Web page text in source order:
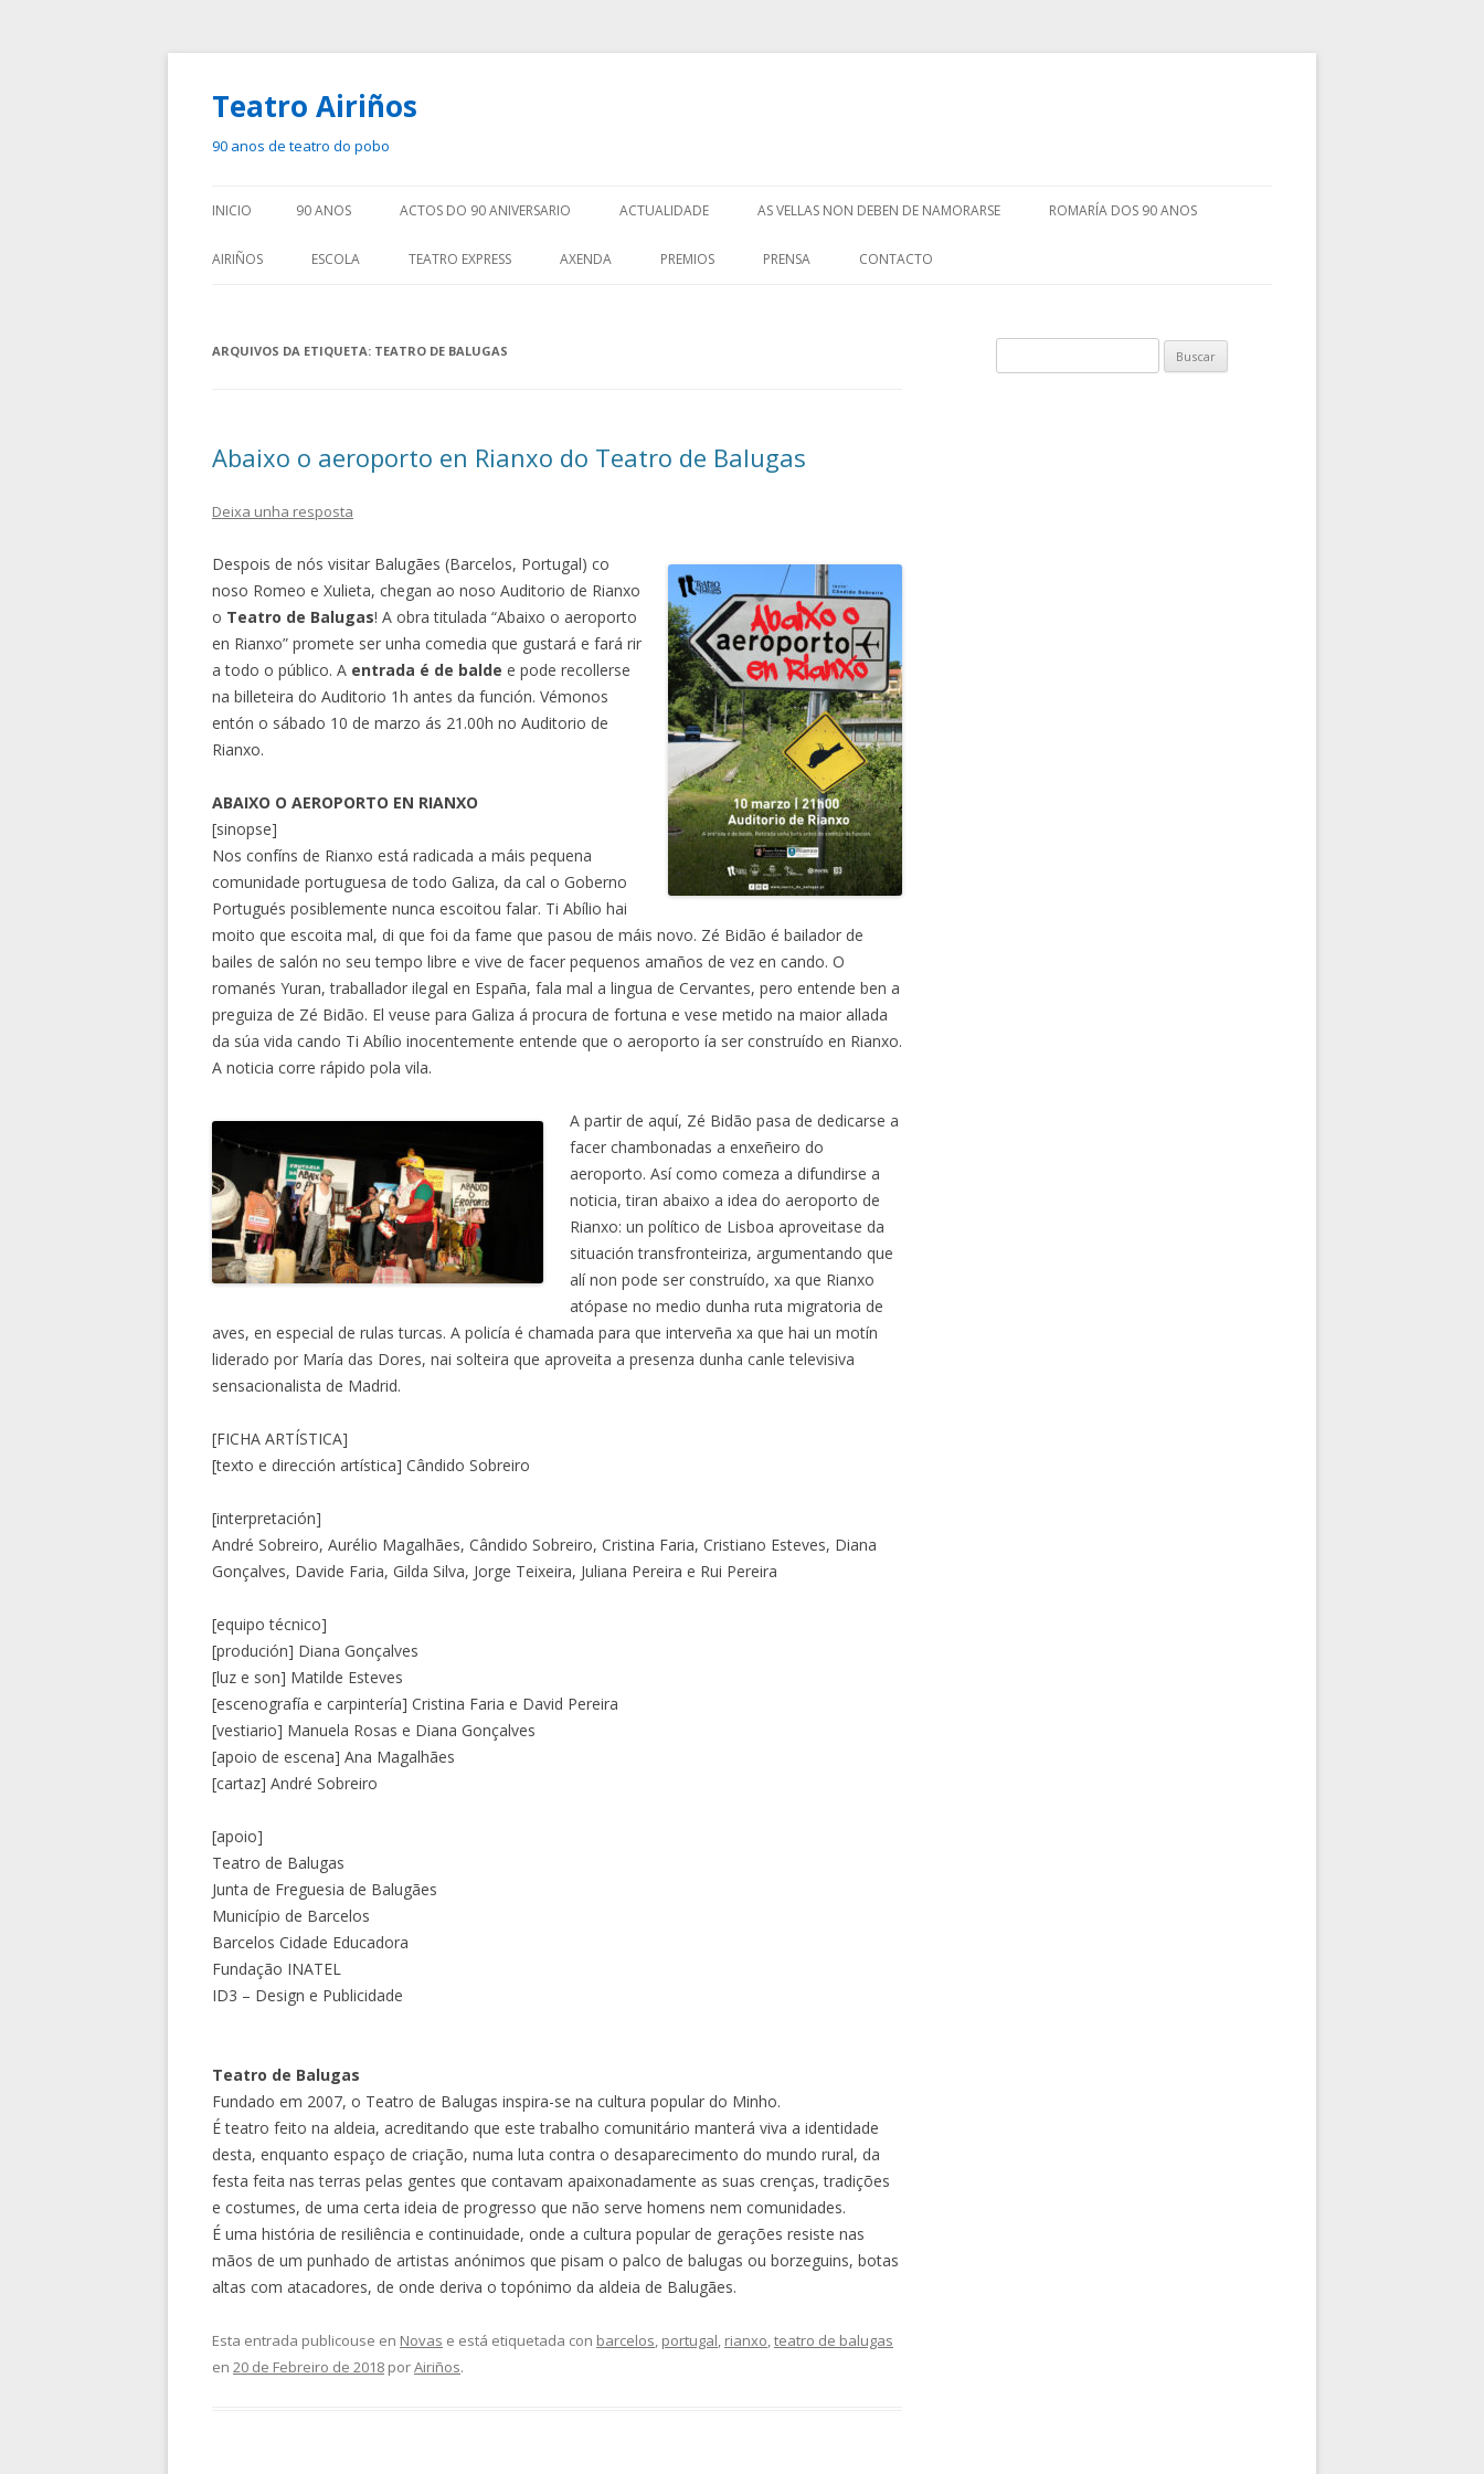
Teatro Airiños
90 anos de teatro do pobo
ao
INICIO 90 ANOS ACTOS DO 90 ANIVERSARIO ACTUALIDADE AS VELLAS NON DEBEN DE NAMORARSE ROMARÍA DOS 90 ANOS
AIRIÑOS ESCOLA TEATRO EXPRESS AXENDA PREMIOS PRENSA CONTACTO
ARQUIVOS DA ETIQUETA: TEATRO DE BALUGAS
Abaixo o aeroporto en Rianxo do Teatro de Balugas
Deixa unha resposta
Despois de nós visitar Balugães (Barcelos, Portugal) co
noso Romeo e Xulieta, chegan ao noso Auditorio de Rianxo
o Teatro de Balugas! A obra titulada “Abaixo o aeroporto
en Rianxo” promete ser unha comedia que gustará e fará rir
a todo o público. A entrada é de balde e pode recollerse
na billeteira do Auditorio 1h antes da función. Vémonos
entón o sábado 10 de marzo ás 21.00h no Auditorio de
Rianxo.
ABAIXO O AEROPORTO EN RIANXO
[sinopse]
Nos confíns de Rianxo está radicada a máis pequena
comunidade portuguesa de todo Galiza, da cal o Goberno
Portugués posiblemente nunca escoitou falar. Ti Abílio hai
moito que escoita mal, di que foi da fame que pasou de máis novo. Zé Bidão é bailador de
bailes de salón no seu tempo libre e vive de facer pequenos amaños de vez en cando. O
romanés Yuran, traballador ilegal en España, fala mal a lingua de Cervantes, pero entende ben a
preguiza de Zé Bidão. El veuse para Galiza á procura de fortuna e vese metido na maior allada
da súa vida cando Ti Abílio inocentemente entende que o aeroporto ía ser construído en Rianxo.
A noticia corre rápido pola vila.
A partir de aquí, Zé Bidão pasa de dedicarse a
facer chambonadas a enxeñeiro do
aeroporto. Así como comeza a difundirse a
noticia, tiran abaixo a idea do aeroporto de
Rianxo: un político de Lisboa aproveitase da
situación transfronteiriza, argumentando que
alí non pode ser construído, xa que Rianxo
atópase no medio dunha ruta migratoria de
aves, en especial de rulas turcas. A policía é chamada para que interveña xa que hai un motín
liderado por María das Dores, nai solteira que aproveita a presenza dunha canle televisiva
sensacionalista de Madrid.
[FICHA ARTÍSTICA]
[texto e dirección artística] Cândido Sobreiro
[interpretación]
André Sobreiro, Aurélio Magalhães, Cândido Sobreiro, Cristina Faria, Cristiano Esteves, Diana
Gonçalves, Davide Faria, Gilda Silva, Jorge Teixeira, Juliana Pereira e Rui Pereira
[equipo técnico]
[produción] Diana Gonçalves
[luz e son] Matilde Esteves
[escenografía e carpintería] Cristina Faria e David Pereira
[vestiario] Manuela Rosas e Diana Gonçalves
[apoio de escena] Ana Magalhães
[cartaz] André Sobreiro
[apoio]
Teatro de Balugas
Junta de Freguesia de Balugães
Município de Barcelos
Barcelos Cidade Educadora
Fundação INATEL
ID3 – Design e Publicidade
Teatro de Balugas
Fundado em 2007, o Teatro de Balugas inspira-se na cultura popular do Minho.
É teatro feito na aldeia, acreditando que este trabalho comunitário manterá viva a identidade
desta, enquanto espaço de criação, numa luta contra o desaparecimento do mundo rural, da
festa feita nas terras pelas gentes que contavam apaixonadamente as suas crenças, tradições
e costumes, de uma certa ideia de progresso que não serve homens nem comunidades.
É uma história de resiliência e continuidade, onde a cultura popular de gerações resiste nas
mãos de um punhado de artistas anónimos que pisam o palco de balugas ou borzeguins, botas
altas com atacadores, de onde deriva o topónimo da aldeia de Balugães.
Esta entrada publicouse en Novas e está etiquetada con barcelos, portugal, rianxo,teatro de balugas
en 20 de Febreiro de 2018 porAiriños.